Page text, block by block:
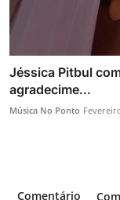
Jéssica Pitbul
agradecime...
Música No Ponto
Comentário